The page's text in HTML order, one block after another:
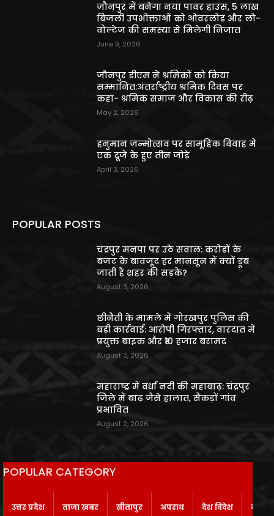
जौनपुर में बनेगा नया पावर हाउस, 5 लाख
बिजली उपभोक्ताओं को ओवरलोड और लो-
वोल्टेज की समस्या से मिलेगी निजात
June 9, 2026
जौनपुर डीएम ने श्रमिकों को किया
सम्मानित:अंतर्राष्ट्रीय श्रमिक दिवस पर
कहा- श्रमिक समाज और विकास की रीढ़
May 2, 2026
हनुमान जन्मोत्सव पर सामूहिक विवाह में
एक दूजे के हुए तीन जोड़े
April 3, 2026
POPULAR POSTS
चंद्रपुर मनपा पर उठे सवाल: करोड़ों के
बजट के बावजूद हर मानसून में क्यों डूब
जाती हैं शहर की सड़कें?
August 3, 2026
छीनैती के मामले में गोरखपुर पुलिस की
बड़ी कार्रवाई: आरोपी गिरफ्तार, वारदात में
प्रयुक्त बाइक और ₹10 हजार बरामद
August 3, 2026
महाराष्ट्र में वर्धा नदी की महाबाढ़: चंद्रपुर
जिले में बाढ़ जैसे हालात, सैकड़ों गांव
प्रभावित
August 2, 2026
POPULAR CATEGORY
उत्तर प्रदेश ताजा खबर सीतापुर अपराध देश विदेश